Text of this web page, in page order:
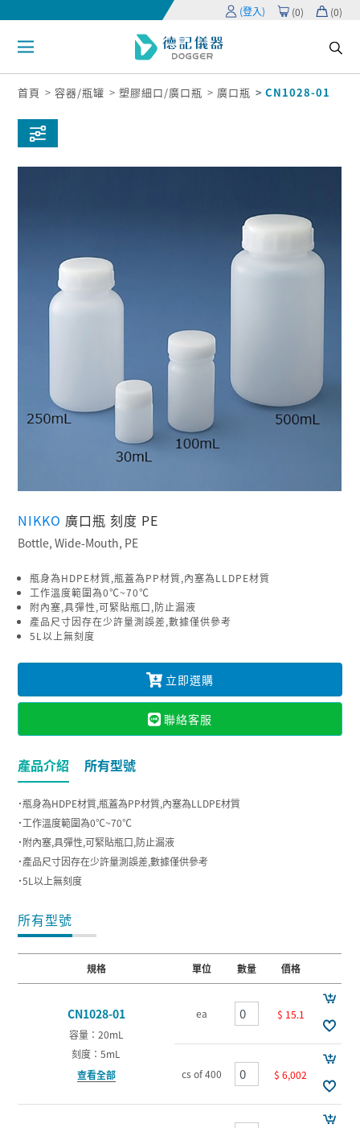
(登入) (0) (0)
首頁 容器/瓶罐 塑膠細口/廣口瓶 廣口瓶 CN1028-01
NIKKO 廣口瓶 刻度 PE
Bottle, Wide-Mouth, PE
瓶身為HDPE材質,瓶蓋為PP材質,內塞為LLDPE材質
工作溫度範圍為0℃~70℃
附內塞,具彈性,可緊貼瓶口,防止漏液
產品尺寸因存在少許量測誤差,數據僅供參考
5L以上無刻度
立即選購
聯絡客服
產品介紹 所有型號
˙瓶身為HDPE材質,瓶蓋為PP材質,內塞為LLDPE材質
˙工作溫度範圍為0℃~70℃
˙附內塞,具彈性,可緊貼瓶口,防止漏液
˙產品尺寸因存在少許量測誤差,數據僅供參考
˙5L以上無刻度
所有型號
規格 單位 數量 價格
CN1028-01
容量：20mL
刻度：5mL
查看全部
ea $ 15.1
cs of 400 $ 6,002